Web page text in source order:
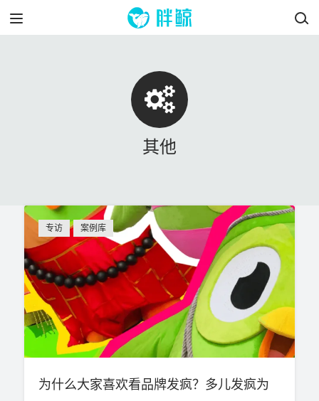
其他
专访 案例库
为什么大家喜欢看品牌发疯？多儿发疯为